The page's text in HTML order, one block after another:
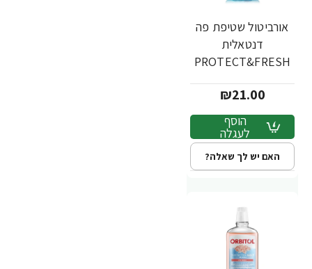
אורביטול שטיפת פה
דנטאלית
PROTECT&FRESH
500 מ"ל
₪21.00
הוסף
לעגלה
האם יש לך שאלה?